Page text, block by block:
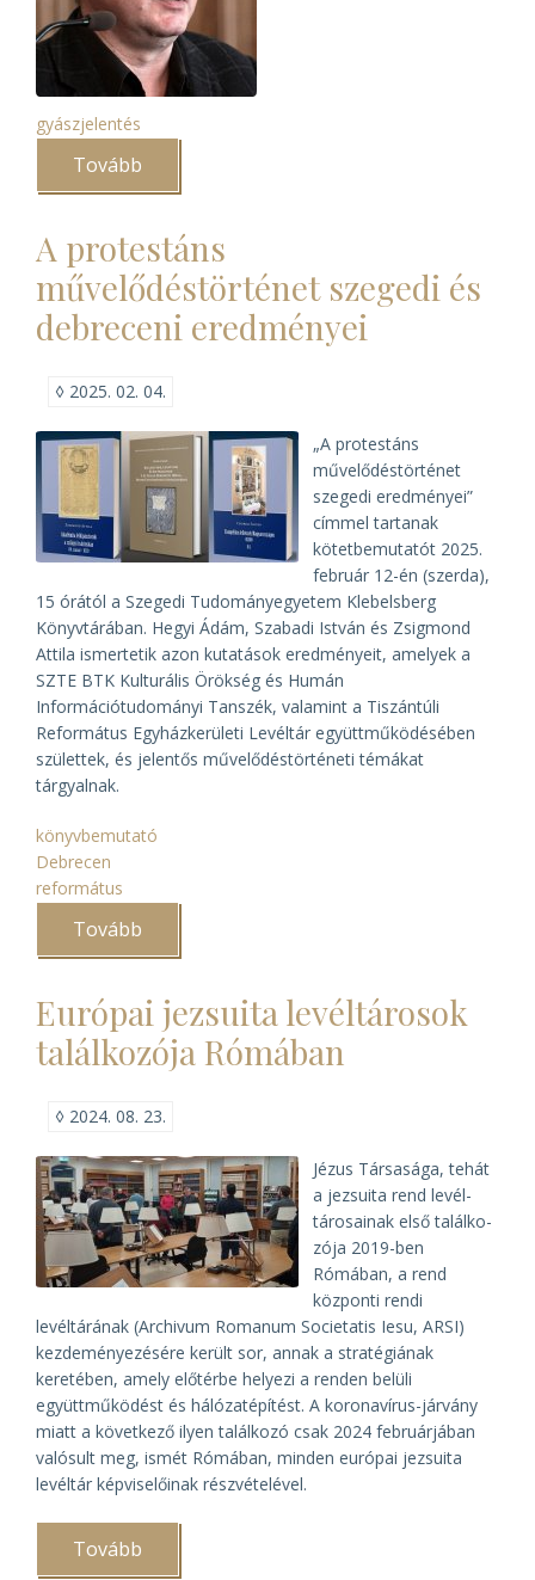
gyászjelentés
Tovább
István)
A protestáns
művelődéstörténet szegedi és
debreceni eredményei
◊ 2025. 02. 04.
„A protestáns
művelődés­törté­net
szegedi eredményei”
címmel tartanak
kötetbemutatót 2025.
február 12-én (szerda),
15 órától a Szegedi Tudományegyetem Klebelsberg
Könyvtárában. Hegyi Ádám, Szabadi István és Zsigmond
Attila ismertetik azon kutatások eredményeit, amelyek a
SZTE BTK Kulturális Örökség és Humán
Információtudományi Tanszék, valamint a Tiszántúli
Református Egyházkerületi Levéltár együttműködésében
születtek, és jelentős művelődéstörténeti témákat
tárgyalnak.
könyvbemutató
Debrecen
református
Tovább
művelődéstörténet
és
debreceni
eredményei)
Európai jezsuita levéltárosok
találkozója Rómában
◊ 2024. 08. 23.
Jézus Társasága, tehát
a jezsuita rend levél­
táro­sa­inak első talál­ko­
zója 2019-ben
Rómában, a rend
központi rendi
levéltárának (Archivum Romanum Societatis Iesu, ARSI)
kezdeményezésére került sor, annak a stratégiának
keretében, amely előtérbe helyezi a renden belüli
együttműködést és hálózatépítést. A koronavírus-járvány
miatt a következő ilyen találkozó csak 2024 februárjában
valósult meg, ismét Rómában, minden európai jezsuita
levéltár képviselőinak részvételével.
Tovább